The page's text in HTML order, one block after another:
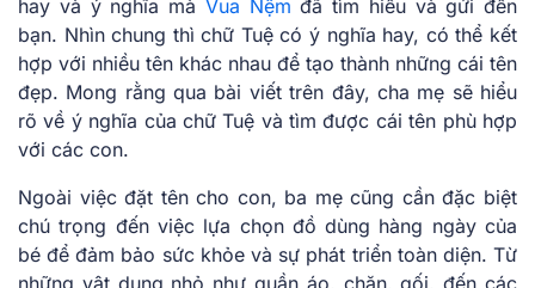
hay và ý nghĩa mà Vua Nệm đã tìm hiểu và gửi đến
bạn. Nhìn chung thì chữ Tuệ có ý nghĩa hay, có thể kết
hợp với nhiều tên khác nhau để tạo thành những cái tên
đẹp. Mong rằng qua bài viết trên đây, cha mẹ sẽ hiểu
rõ về ý nghĩa của chữ Tuệ và tìm được cái tên phù hợp
với các con.
Ngoài việc đặt tên cho con, ba mẹ cũng cần đặc biệt
chú trọng đến việc lựa chọn đồ dùng hàng ngày của
bé để đảm bảo sức khỏe và sự phát triển toàn diện. Từ
những vật dụng nhỏ như quần áo, chăn, gối, đến các